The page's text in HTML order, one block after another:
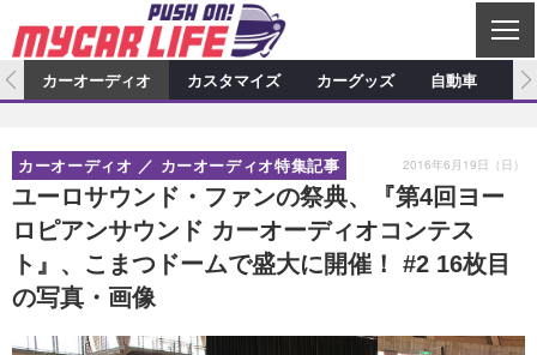
C
L
S
E
カーオーディオ
プロショップ検索 ショップ訪問記
カーオーディオニュース デモカー製作記
その他
カスタマイズ特集記事 カスタマイズ新製品情報
カスタマイズニュース
カーグッズ
カーグッズ特集記事 カーグッズ新製品情報
カーグッズニュース
自動車
ニュース
スクープ
アクセスランキング
カーオーディオ カスタマイズ カーグッズ 自動車
ユーロサウンド・ファンの祭典、『第4回ヨー
ロピアンサウンド カーオーディオコンテス
ト』、こまつドームで盛大に開催！ #2 16枚目
の写真・画像
カーオーディオ カーオーディオ特集記事 2016年6月19日（日）